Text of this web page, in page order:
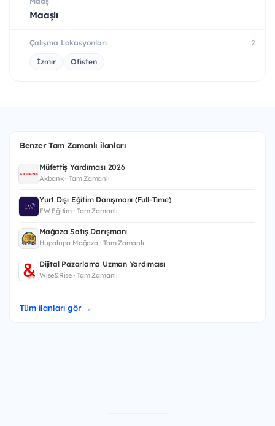
Maaşlı
Çalışma Lokasyonları 2
İzmir Ofisten
Benzer Tam Zamanlı ilanları
Müfettiş Yardımcısı 2026
Akbank · Tam Zamanlı
Yurt Dışı Eğitim Danışmanı (Full-Time)
EW Eğitim · Tam Zamanlı
Mağaza Satış Danışmanı
Hupalupa Mağaza · Tam Zamanlı
Dijital Pazarlama Uzman Yardımcısı
Wise&Rise · Tam Zamanlı
Tüm ilanları gör →